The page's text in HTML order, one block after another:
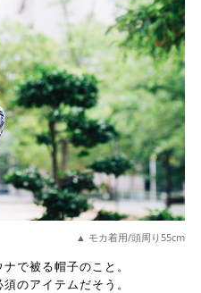
▲ モカ着用/頭周り55cm
で被る帽子のこと。
のアイテムだそう。